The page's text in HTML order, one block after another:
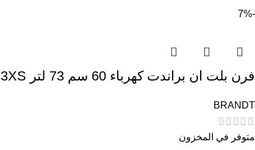
-7%
فرن بلت ان براندت كهرباء 60 سم 73 لتر BXP6533XS – بامان و مراوح – اسود
BRANDT
متوفر في المخزون